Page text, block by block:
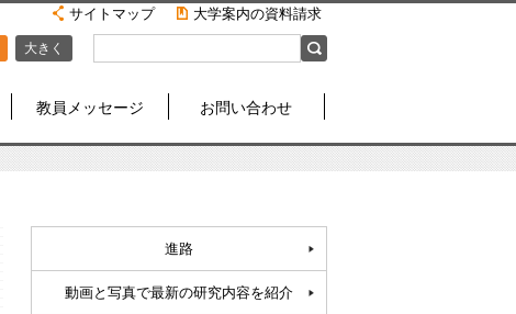
サイトマップ 大学案内の資料請求
大きく
教員メッセージ お問い合わせ
進路
動画と写真で最新の研究内容を紹介